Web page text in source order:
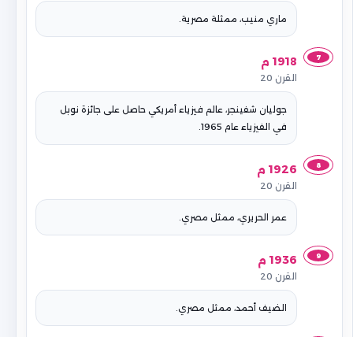
ماري منيب، ممثلة مصرية.
7 1918 م
القرن 20
جوليان شفينجر، عالم فيزياء أمريكي حاصل على جائزة نوبل
في الفيزياء عام 1965.
8 1926 م
القرن 20
عمر الحريري، ممثل مصري.
9 1936 م
القرن 20
الضيف أحمد، ممثل مصري.